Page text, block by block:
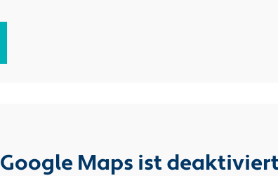
Google Maps ist